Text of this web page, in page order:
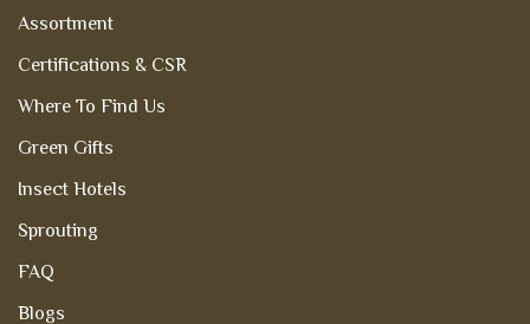
Assortment
Certifications & CSR
Where To Find Us
Green Gifts
Insect Hotels
Sprouting
FAQ
Blogs